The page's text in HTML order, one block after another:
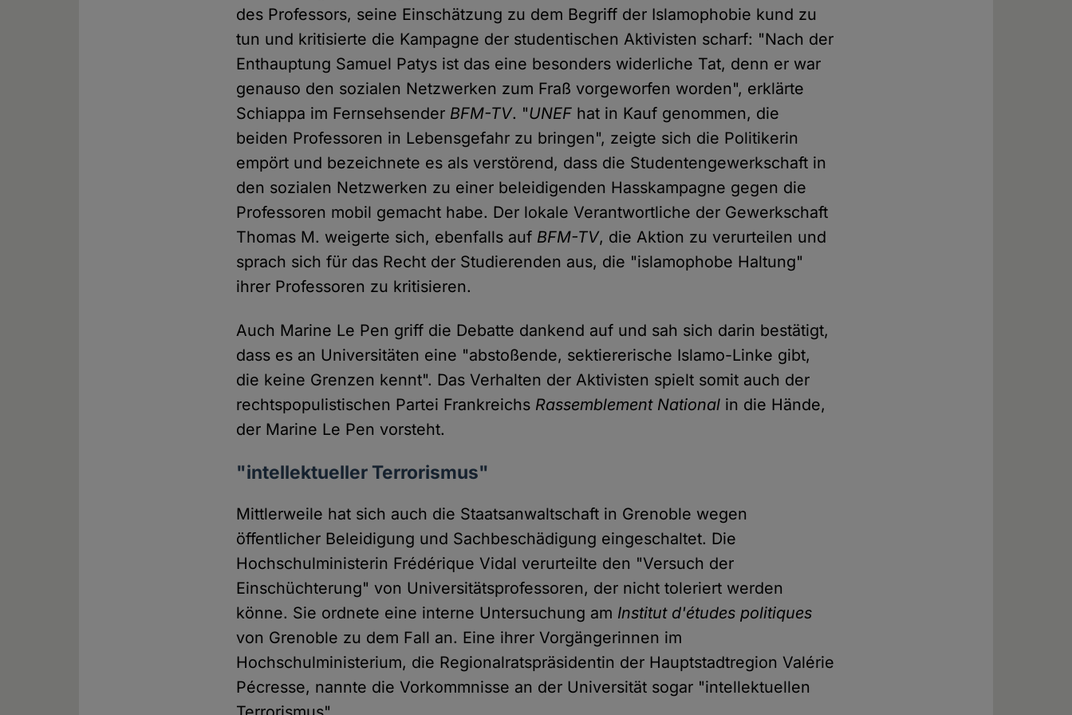
des Professors, seine Einschätzung zu dem Begriff der Islamophobie kund zu
tun und kritisierte die Kampagne der studentischen Aktivisten scharf: "Nach der
Enthauptung Samuel Patys ist das eine besonders widerliche Tat, denn er war
genauso den sozialen Netzwerken zum Fraß vorgeworfen worden", erklärte
Schiappa im Fernsehsender BFM-TV. "UNEF hat in Kauf genommen, die
beiden Professoren in Lebensgefahr zu bringen", zeigte sich die Politikerin
empört und bezeichnete es als verstörend, dass die Studentengewerkschaft in
den sozialen Netzwerken zu einer beleidigenden Hasskampagne gegen die
Professoren mobil gemacht habe. Der lokale Verantwortliche der Gewerkschaft
Thomas M. weigerte sich, ebenfalls auf BFM-TV, die Aktion zu verurteilen und
sprach sich für das Recht der Studierenden aus, die "islamophobe Haltung"
ihrer Professoren zu kritisieren.
Auch Marine Le Pen griff die Debatte dankend auf und sah sich darin bestätigt,
dass es an Universitäten eine "abstoßende, sektiererische Islamo-Linke gibt,
die keine Grenzen kennt". Das Verhalten der Aktivisten spielt somit auch der
rechtspopulistischen Partei Frankreichs Rassemblement National in die Hände,
der Marine Le Pen vorsteht.
"intellektueller Terrorismus"
Mittlerweile hat sich auch die Staatsanwaltschaft in Grenoble wegen
öffentlicher Beleidigung und Sachbeschädigung eingeschaltet. Die
Hochschulministerin Frédérique Vidal verurteilte den "Versuch der
Einschüchterung" von Universitätsprofessoren, der nicht toleriert werden
könne. Sie ordnete eine interne Untersuchung am Institut d'études politiques
von Grenoble zu dem Fall an. Eine ihrer Vorgängerinnen im
Hochschulministerium, die Regionalratspräsidentin der Hauptstadtregion Valérie
Pécresse, nannte die Vorkommnisse an der Universität sogar "intellektuellen